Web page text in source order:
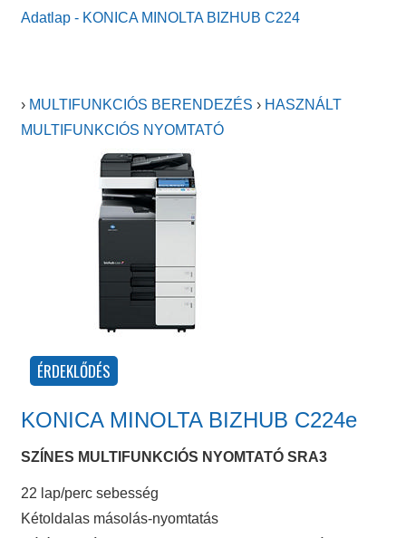
Adatlap - KONICA MINOLTA BIZHUB C224
› MULTIFUNKCIÓS BERENDEZÉS › HASZNÁLT
MULTIFUNKCIÓS NYOMTATÓ
KONICA MINOLTA BIZHUB C224e
SZÍNES MULTIFUNKCIÓS NYOMTATÓ SRA3
22 lap/perc sebesség
Kétoldalas másolás-nyomtatás